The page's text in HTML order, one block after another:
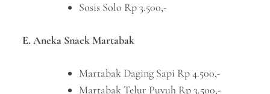
Sosis Solo Rp 3.500,-
E. Aneka Snack Martabak
Martabak Daging Sapi Rp 4.500,-
Martabak Telur Puyuh Rp 3.500,-